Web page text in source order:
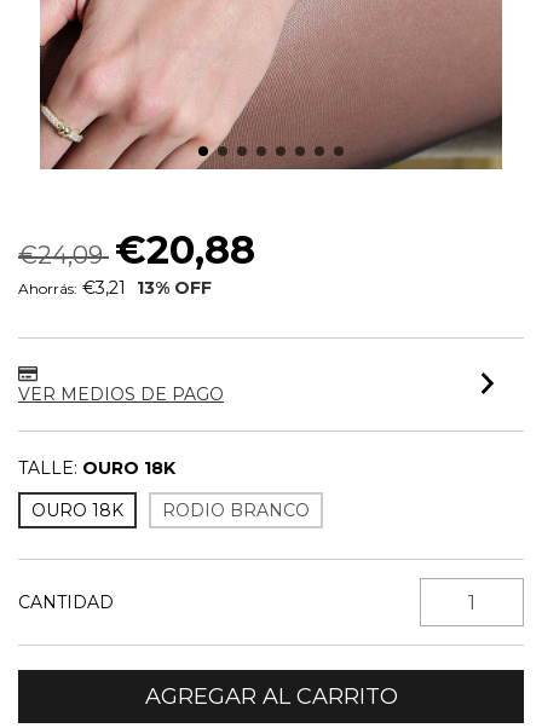
€24,09 €20,88
Ahorrás: €3,21 13% OFF
VER MEDIOS DE PAGO
TALLE: OURO 18K
OURO 18K
RODIO BRANCO
CANTIDAD